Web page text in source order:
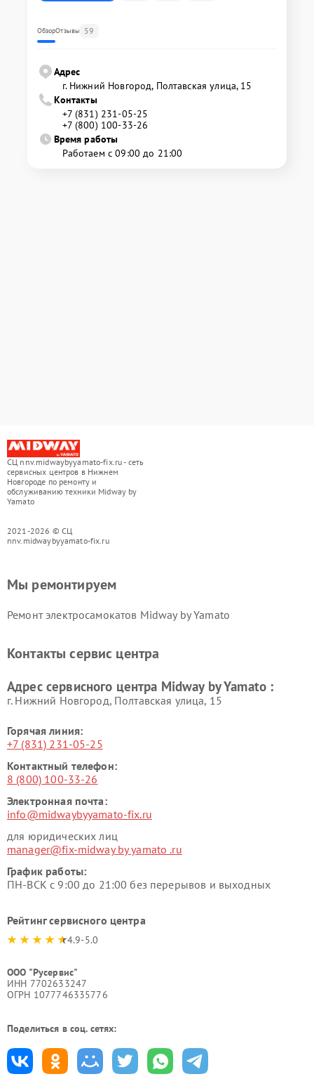
ОбзорОтзывы 59
Адрес
г. Нижний Новгород, Полтавская улица, 15
Контакты
+7 (831) 231-05-25
+7 (800) 100-33-26
Время работы
Работаем с 09:00 до 21:00
СЦ nnv.midwaybyyamato-fix.ru - сеть
сервисных центров в Нижнем
Новгороде по ремонту и
обслуживанию техники Midway by
Yamato
2021-2026 © СЦ
nnv.midwaybyyamato-fix.ru
Мы ремонтируем
Ремонт электросамокатов Midway by Yamato
Контакты сервис центра
Адрес сервисного центра Midway by Yamato :
г. Нижний Новгород, Полтавская улица, 15
Горячая линия:
+7 (831) 231-05-25
Контактный телефон:
8 (800) 100-33-26
Электронная почта:
info@midwaybyyamato-fix.ru
для юридических лиц
manager@fix-midway by yamato .ru
График работы:
ПН-ВСК с 9:00 до 21:00 без перерывов и выходных
Рейтинг сервисного центра
4.9-5.0
ООО "Русервис"
ИНН 7702633247
ОГРН 1077746335776
Поделиться в соц. сетях: